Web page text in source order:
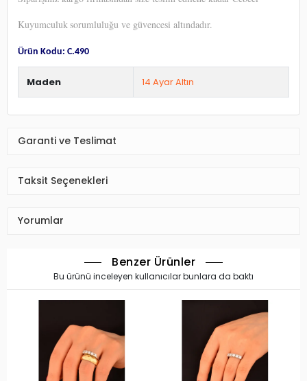
Kuyumculuksorumluluğu ve güvencesi altındadır.
Ürün Kodu: C.490
Maden 14 Ayar Altın
Garanti ve Teslimat
Taksit Seçenekleri
Yorumlar
Benzer Ürünler
Bu ürünü inceleyen kullanıcılar bunlara da baktı